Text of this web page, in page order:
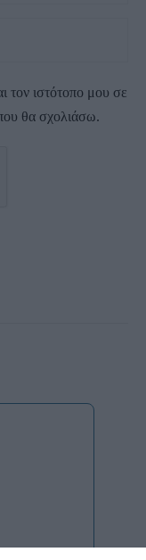
τον ιστότοπο μου σε
θα σχολιάσω.